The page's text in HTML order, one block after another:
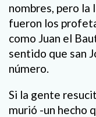
nombres, pero la
fueron los
como Juan el
sentido que san
número.
Si la gente
murió -un hecho